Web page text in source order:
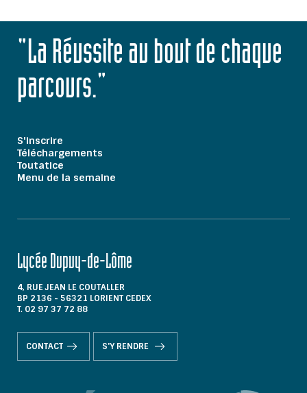
"La Réussite au bout de chaque
parcours."
S'inscrire
Téléchargements
Toutatice
Menu de la semaine
Lycée Dupuy-de-Lôme
4, RUE JEAN LE COUTALLER
BP 2136 - 56321 LORIENT CEDEX
T. 02 97 37 72 88
CONTACT S'Y RENDRE